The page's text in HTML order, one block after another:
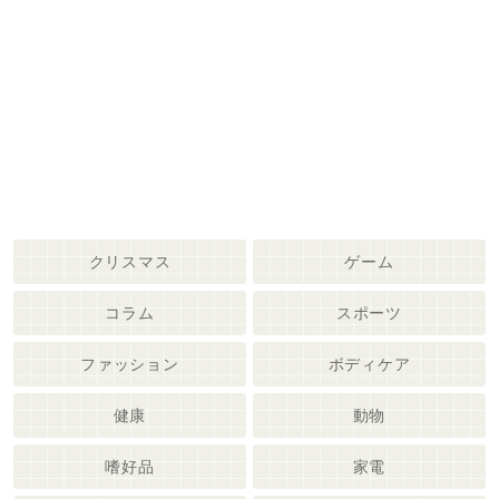
クリスマス ゲーム
コラム スポーツ
ファッション ボディケア
健康 動物
嗜好品 家電